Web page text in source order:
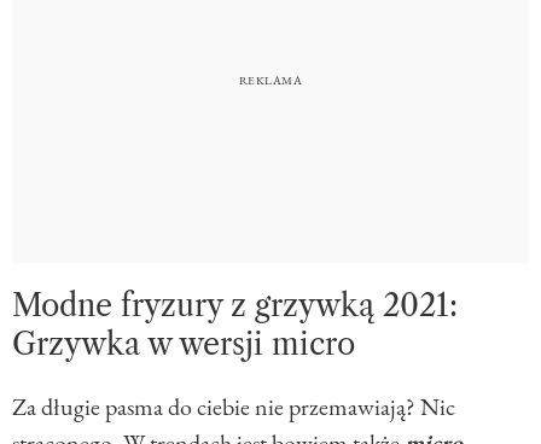
Modne fryzury z grzywką 2021:
Grzywka w wersji micro
Za długie pasma do ciebie nie przemawiają? Nic